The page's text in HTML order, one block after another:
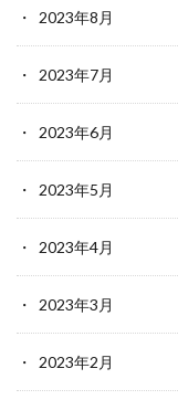
2023年8月
2023年7月
2023年6月
2023年5月
2023年4月
2023年3月
2023年2月